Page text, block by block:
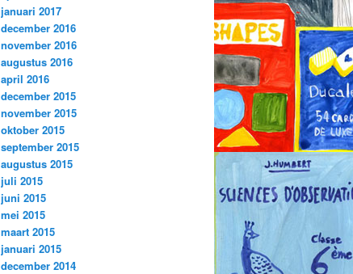
januari 2017
december 2016
november 2016
augustus 2016
april 2016
december 2015
november 2015
oktober 2015
september 2015
augustus 2015
juli 2015
juni 2015
mei 2015
maart 2015
januari 2015
december 2014